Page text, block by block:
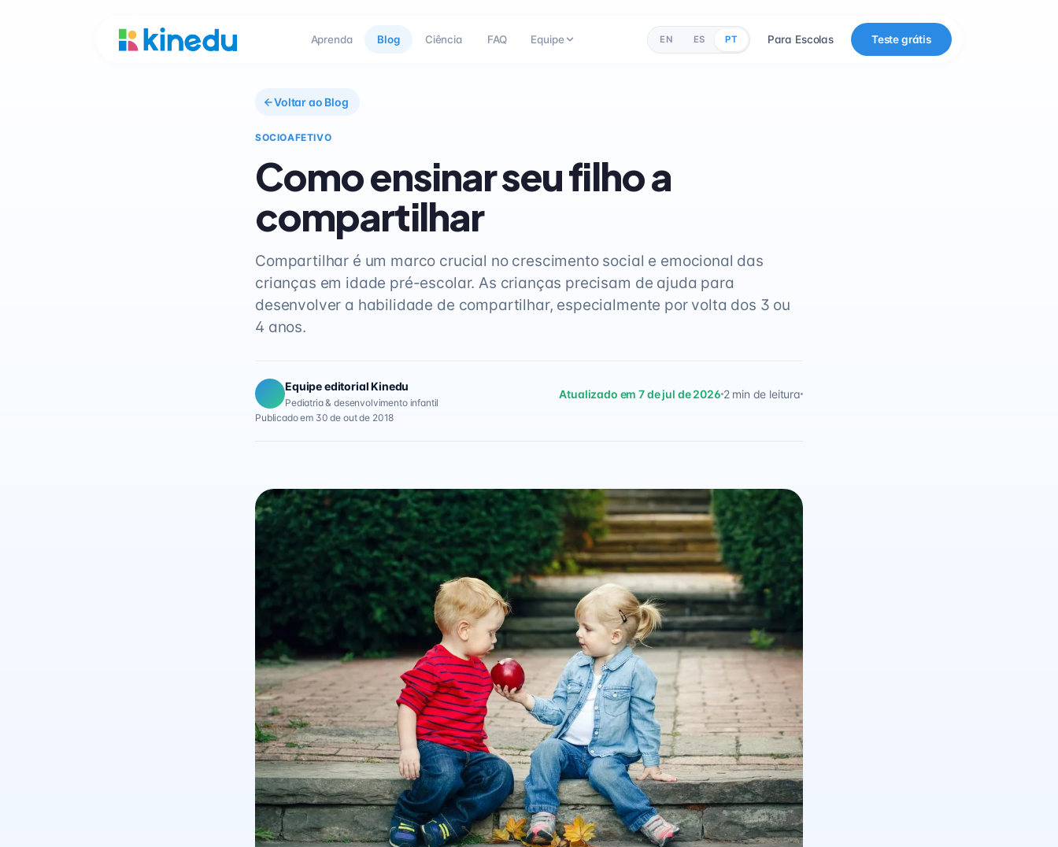
Aprenda Blog Ciência FAQ Equipe EN ES PT Para Escolas Teste grátis
Voltar ao Blog
SOCIOAFETIVO
Como ensinar seu filho a
compartilhar
Compartilhar é um marco crucial no crescimento social e emocional das
crianças em idade pré-escolar. As crianças precisam de ajuda para
desenvolver a habilidade de compartilhar, especialmente por volta dos 3 ou
4 anos.
Equipe editorial Kinedu
Pediatria & desenvolvimento infantil
Atualizado em 7 de jul de 2026 2 min de leitura
Publicado em 30 de out de 2018